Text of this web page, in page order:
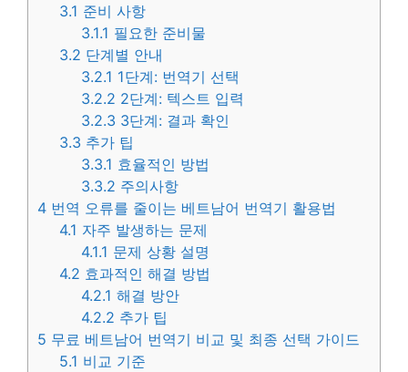
3.1 준비 사항
3.1.1 필요한 준비물
3.2 단계별 안내
3.2.1 1단계: 번역기 선택
3.2.2 2단계: 텍스트 입력
3.2.3 3단계: 결과 확인
3.3 추가 팁
3.3.1 효율적인 방법
3.3.2 주의사항
4 번역 오류를 줄이는 베트남어 번역기 활용법
4.1 자주 발생하는 문제
4.1.1 문제 상황 설명
4.2 효과적인 해결 방법
4.2.1 해결 방안
4.2.2 추가 팁
5 무료 베트남어 번역기 비교 및 최종 선택 가이드
5.1 비교 기준